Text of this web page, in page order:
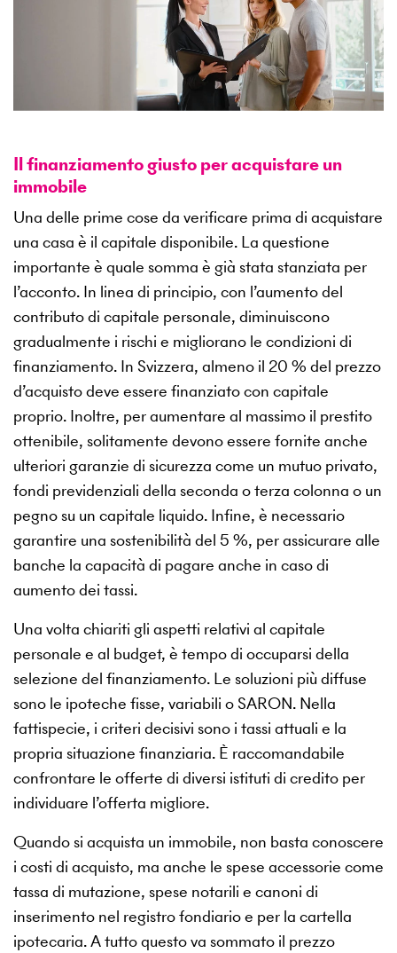
Il finanziamento giusto per acquistare un
immobile
Una delle prime cose da verificare prima di acquistare
una casa è il capitale disponibile. La questione
importante è quale somma è già stata stanziata per
l’acconto. In linea di principio, con l’aumento del
contributo di capitale personale, diminuiscono
gradualmente i rischi e migliorano le condizioni di
finanziamento. In Svizzera, almeno il 20 % del prezzo
d’acquisto deve essere finanziato con capitale
proprio. Inoltre, per aumentare al massimo il prestito
ottenibile, solitamente devono essere fornite anche
ulteriori garanzie di sicurezza come un mutuo privato,
fondi previdenziali della seconda o terza colonna o un
pegno su un capitale liquido. Infine, è necessario
garantire una sostenibilità del 5 %, per assicurare alle
banche la capacità di pagare anche in caso di
aumento dei tassi.
Una volta chiariti gli aspetti relativi al capitale
personale e al budget, è tempo di occuparsi della
selezione del finanziamento. Le soluzioni più diffuse
sono le ipoteche fisse, variabili o SARON. Nella
fattispecie, i criteri decisivi sono i tassi attuali e la
propria situazione finanziaria. È raccomandabile
confrontare le offerte di diversi istituti di credito per
individuare l’offerta migliore.
Quando si acquista un immobile, non basta conoscere
i costi di acquisto, ma anche le spese accessorie come
tassa di mutazione, spese notarili e canoni di
inserimento nel registro fondiario e per la cartella
ipotecaria. A tutto questo va sommato il prezzo